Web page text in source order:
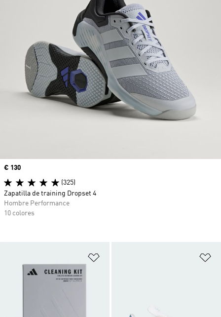
Precio
€ 130
(325)
Zapatilla de training Dropset 4
Hombre Performance
10 colores